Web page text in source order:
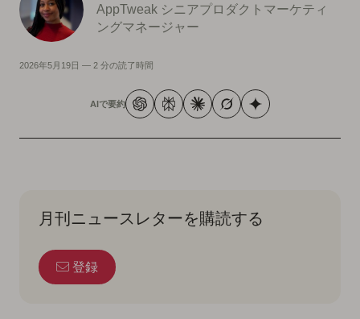
AppTweak シニアプロダクトマーケティ
ングマネージャー
2026年5月19日 — 2 分の読了時間
AIで要約
月刊ニュースレターを購読する
登録